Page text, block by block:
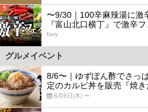
5
〜9/30｜100辛麻辣湯に激
『富山北口横丁』で激辛
favy
グルメイベント
8/6〜｜ゆずぽん酢でさっ
定のカルビ丼を販売『焼き
8月6日(木) 〜